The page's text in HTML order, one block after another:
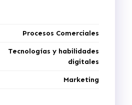
Procesos Comerciales
Tecnologías y habilidades
digitales
Marketing